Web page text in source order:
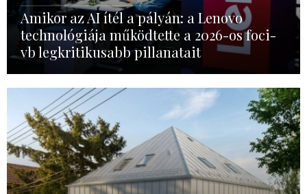
Amikor az AI ítél a pályán: a Lenovo
technológiája működtette a 2026-os foci-
vb legkritikusabb pillanatait